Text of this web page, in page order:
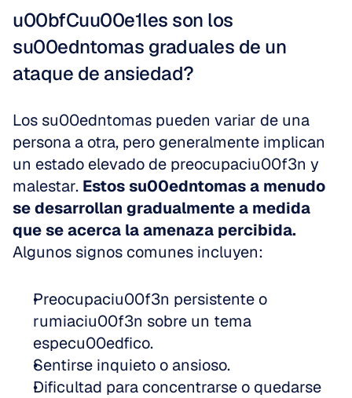
u00bfCuu00e1les son los
su00edntomas graduales de un
ataque de ansiedad?
Los su00edntomas pueden variar de una
persona a otra, pero generalmente implican
un estado elevado de preocupaciu00f3n y
malestar. Estos su00edntomas a menudo
se desarrollan gradualmente a medida
que se acerca la amenaza percibida.
Algunos signos comunes incluyen:
Preocupaciu00f3n persistente o
rumiaciu00f3n sobre un tema
especu00edfico.
Sentirse inquieto o ansioso.
Dificultad para concentrarse o quedarse